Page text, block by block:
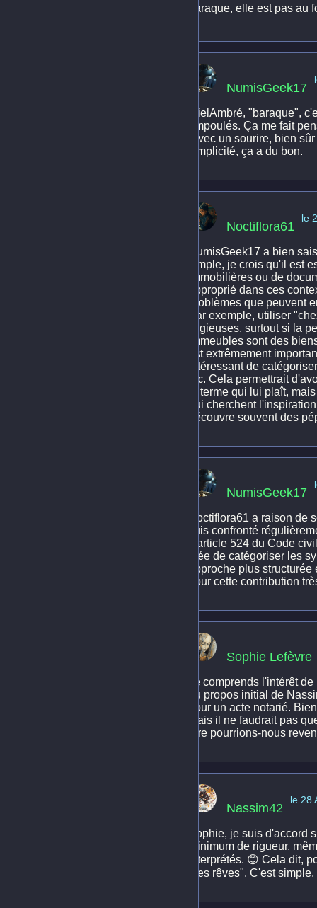
baraque, elle est pas au
NumisGeek17
MielAmbré, "baraque",
ampoulés. Ça me fait
(avec un sourire, bien
simplicité, ça a du bon.
Noctiflora61
le
NumisGeek17 a bien
simple, je crois qu'il est
immobilières ou de
approprié dans ces
problèmes que peuvent
Par exemple, utiliser
litigieuses, surtout si la
immeubles sont des
est extrêmement
intéressant de
etc. Cela permettrait
le terme qui lui plaît,
qui cherchent
découvre souvent des
NumisGeek17
Noctiflora61 a raison de
suis confronté
L'article 524 du Code
idée de catégoriser les
approche plus
pour cette contribution
Sophie Lefèvre
Je comprends l'intérêt
du propos initial de
pour un acte notarié.
mais il ne faudrait pas
être pourrions-nous
Nassim42
le 28
Sophie, je suis d'accord
minimum de rigueur,
interprétés. 😊 Cela dit,
mes rêves". C'est